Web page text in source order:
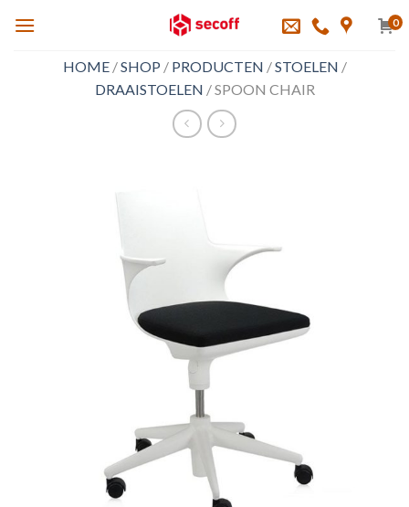
0
HOME/SHOP / PRODUCTEN /STOELEN /
DRAAISTOELEN /SPOON CHAIR